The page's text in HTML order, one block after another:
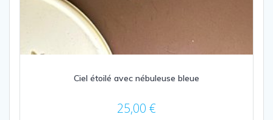
Ciel étoilé avec nébuleuse bleue
25,00 €